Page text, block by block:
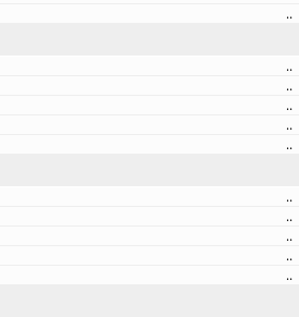
..
..
..
..
..
..
..
..
..
..
..